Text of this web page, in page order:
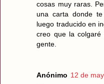
cosas muy raras.
una carta donde
luego traducido en
creo que la
gente.
Anónimo 12 de